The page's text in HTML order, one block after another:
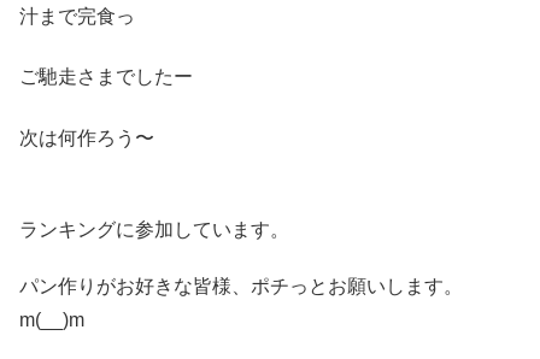
汁まで完食っ
ご馳走さまでしたー
次は何作ろう〜
ランキングに参加しています。
パン作りがお好きな皆様、ポチっとお願いします。
m(__)m